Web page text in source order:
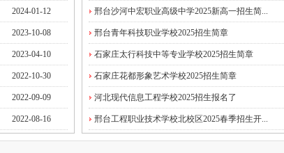
2024-01-12
2023-10-08
2023-04-10
2022-10-30
2022-09-09
2022-08-16
邢台沙河中宏职业高级中学2025新高一招生简...
邢台青年科技职业学校2025招生简章
石家庄太行科技中等专业学校2025招生简章
石家庄花都形象艺术学校2025招生简章
河北现代信息工程学校2025招生报名了
邢台工程职业技术学校北校区2025春季招生开...